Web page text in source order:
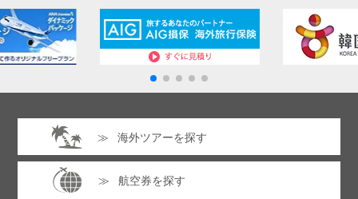
海外ツアーを探す
航空券を探す